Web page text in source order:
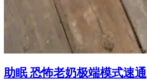
助眠 恐怖老奶极端模式速通